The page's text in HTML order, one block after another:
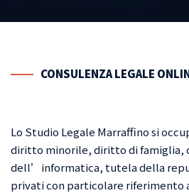
CONSULENZALEGALE
Lo Studio Legale Marraffino si
diritto minorile, diritto di famiglia,
dell’informatica, tutela della
privati con particolare riferimento
uffici